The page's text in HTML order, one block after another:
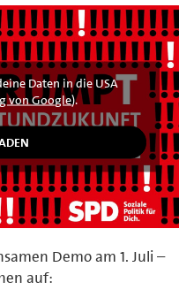
Daten in die USA
von Google).
Demo am 1. Juli –
auf: